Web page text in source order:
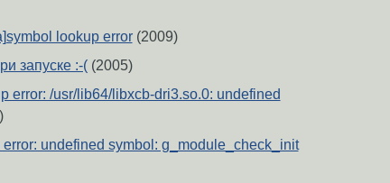
lookup error(2009)
запуске :-((2005)
error: /usr/lib64/libxcb-dri3.so.0: undefined
undefined symbol: g_module_check_init